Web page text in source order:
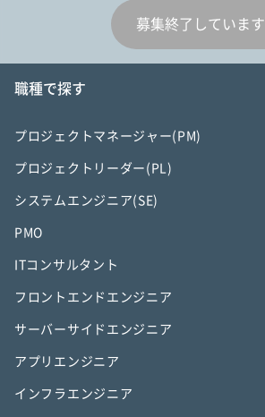
募集終了しています
職種で探す
プロジェクトマネージャー(PM)
プロジェクトリーダー(PL)
システムエンジニア(SE)
PMO
ITコンサルタント
フロントエンドエンジニア
サーバーサイドエンジニア
アプリエンジニア
インフラエンジニア